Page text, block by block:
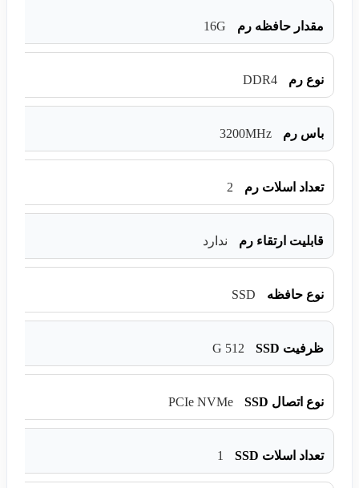
مقدار حافظه رم 16G
نوع رم DDR4
باس رم 3200MHz
تعداد اسلات رم 2
قابلیت ارتقاء رم ندارد
نوع حافظه SSD
ظرفیت SSD 512 G
نوع اتصال SSD PCIe NVMe
تعداد اسلات SSD 1